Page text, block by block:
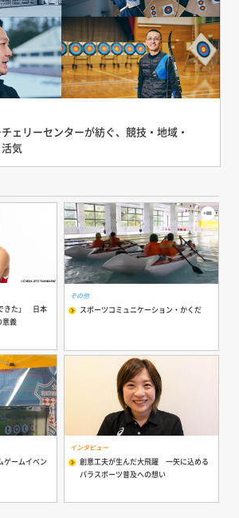
ェリーセンターが紡ぐ、競技・地域・
気
きた」 日本
意義
その他
スポーツコミュニケーション・かくだ
ゲームイベン
インタビュー
創意工夫が生んだ大飛躍 一矢に込める
パラスポーツ普及への想い